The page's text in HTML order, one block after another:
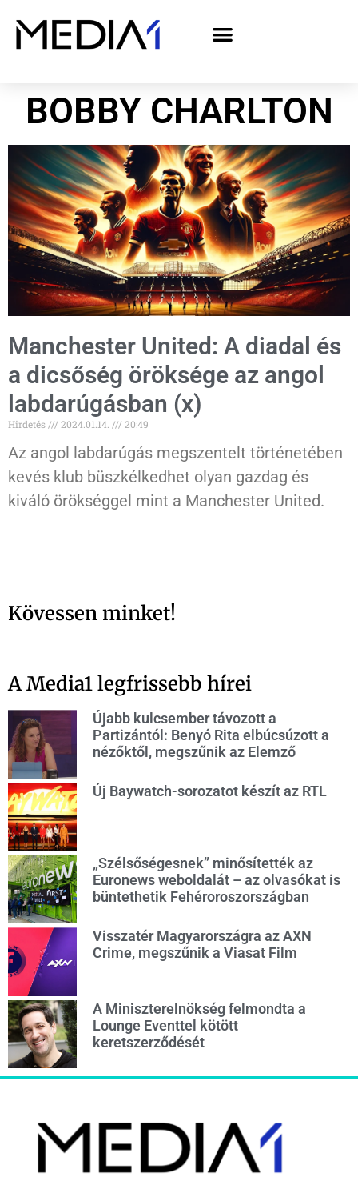
BOBBY CHARLTON
Manchester United: A diadal és
a dicsőség öröksége az angol
labdarúgásban (x)
Hirdetés 2024.01.14. 20:49
Az angol labdarúgás megszentelt történetében
kevés klub büszkélkedhet olyan gazdag és
kiváló örökséggel mint a Manchester United.
Kövessen minket!
A Media1 legfrissebb hírei
Újabb kulcsember távozott a
Partizántól: Benyó Rita elbúcsúzott a
nézőktől, megszűnik az Elemző
Új Baywatch-sorozatot készít az RTL
„Szélsőségesnek” minősítették az
Euronews weboldalát – az olvasókat is
büntethetik Fehéroroszországban
Visszatér Magyarországra az AXN
Crime, megszűnik a Viasat Film
A Miniszterelnökség felmondta a
Lounge Eventtel kötött
keretszerződését